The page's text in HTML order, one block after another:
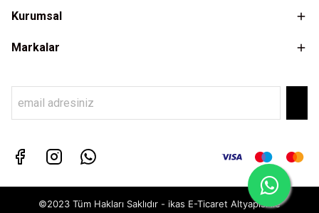
Kurumsal
Markalar
©2023 Tüm Hakları Saklıdır - ikas E-Ticaret Altyapısı ile